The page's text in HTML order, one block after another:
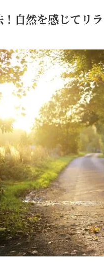
自然を感じてリ